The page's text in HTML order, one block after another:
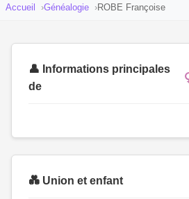
Accueil Généalogie ROBE Françoise
👤 Informations principales
de
💑 Union et enfant